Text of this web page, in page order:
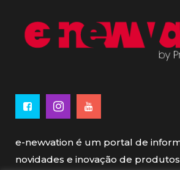
e-newvation é um portal de
novidades e inovação de produtos